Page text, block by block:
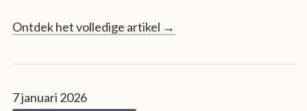
Ontdek het volledige artikel →
7 januari 2026